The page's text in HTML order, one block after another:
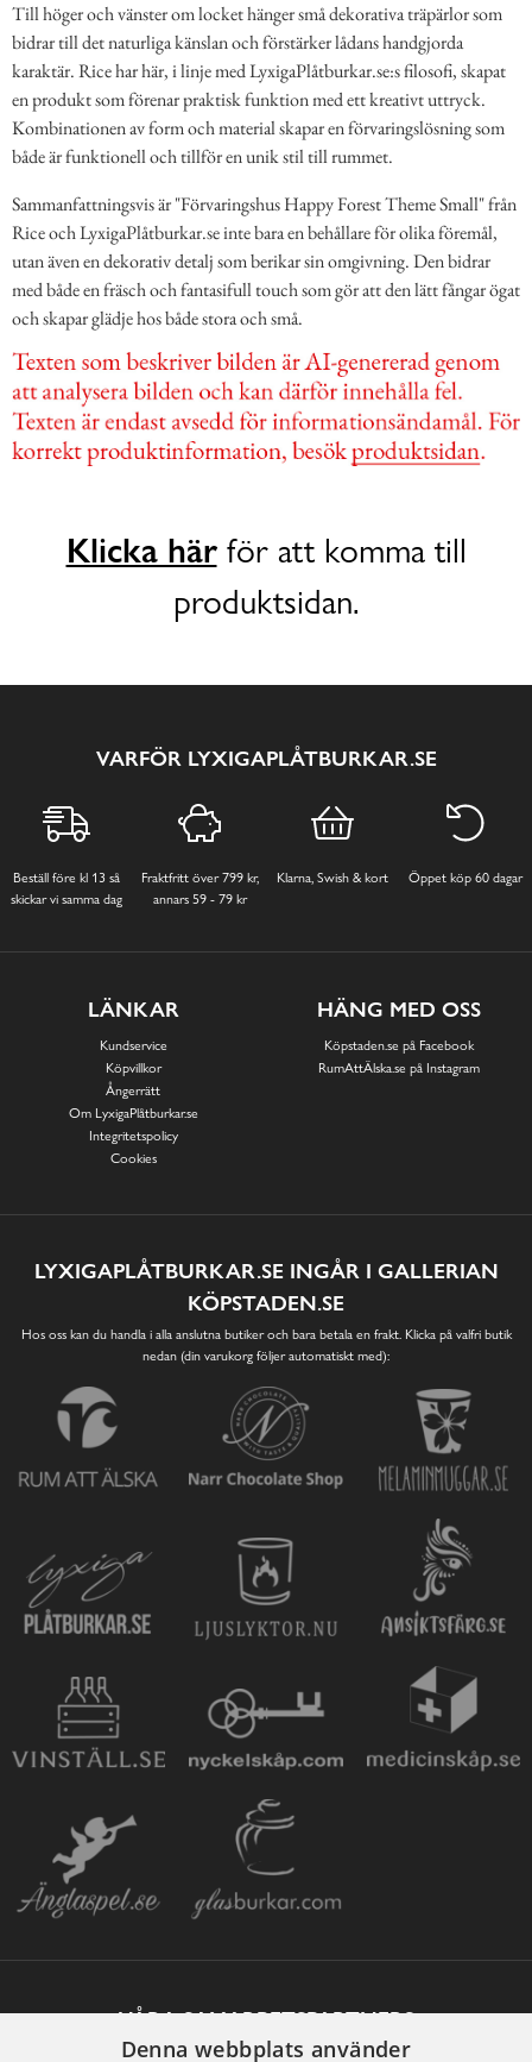
Till höger och vänster om locket hänger små dekorativa träpärlor som
bidrar till det naturliga känslan och förstärker lådans handgjorda
karaktär. Rice har här, i linje med LyxigaPlåtburkar.se:s filosofi, skapat
en produkt som förenar praktisk funktion med ett kreativt uttryck.
Kombinationen av form och material skapar en förvaringslösning som
både är funktionell och tillför en unik stil till rummet.
Sammanfattningsvis är "Förvaringshus Happy Forest Theme Small" från
Rice och LyxigaPlåtburkar.se inte bara en behållare för olika föremål,
utan även en dekorativ detalj som berikar sin omgivning. Den bidrar
med både en fräsch och fantasifull touch som gör att den lätt fångar ögat
och skapar glädje hos både stora och små.
Klicka härför att komma till
produktsidan.
VARFÖR LYXIGAPLÅTBURKAR.SE
Beställ före kl 13 så
skickar vi samma dag
Fraktfritt över 799 kr,
annars 59 - 79 kr
Klarna, Swish & kort Öppet köp 60 dagar
LÄNKAR
Kundservice
Köpvillkor
Ångerrätt
Om LyxigaPlåtburkar.se
Integritetspolicy
Cookies
HÄNG MED OSS
Köpstaden.se på Facebook
RumAttÄlska.se på Instagram
LYXIGAPLÅTBURKAR.SE INGÅR I GALLERIAN
KÖPSTADEN.SE
Hos oss kan du handla i alla anslutna butiker och bara betala en frakt. Klicka på valfri butik
nedan (din varukorg följer automatiskt med):
VÅRA SAMARBETSPARTNERS
Denna webbplats använder